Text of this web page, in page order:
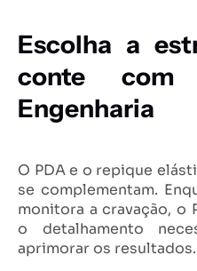
Escolha a
conte com
Engenharia
O PDA e o repique
se complementam.
monitora a cravação, o
o detalhamento
aprimorar os resultados.